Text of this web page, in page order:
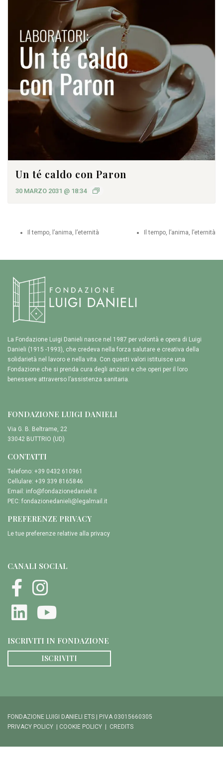
Un té caldo con Paron
30 MARZO 2031 @ 18:34
Il tempo, l’anima, l’eternità Il tempo, l’anima, l’eternità
La Fondazione Luigi Danieli nasce nel 1987 per volontà e opera di Luigi
Danieli (1915 -1993), che credeva nella forza salutare e creativa della
solidarietà nel lavoro e nella vita. Con questi valori istituisce una
Fondazione che si prenda cura degli anziani e che operi per il loro
benessere attraverso l’assistenza sanitaria.
FONDAZIONE LUIGI DANIELI
Via G. B. Beltrame, 22
33042 BUTTRIO (UD)
CONTATTI
Telefono: +39 0432 610961
Cellulare: +39 339 8165846
Email: info@fondazionedanieli.it
PEC: fondazionedanieli@legalmail.it
PREFERENZE PRIVACY
Le tue preferenze relative alla privacy
CANALI SOCIAL
ISCRIVITI IN FONDAZIONE
ISCRIVITI
FONDAZIONE LUIGI DANIELI ETS | P.IVA 03015660305
PRIVACY POLICY
COOKIE POLICY CREDITS